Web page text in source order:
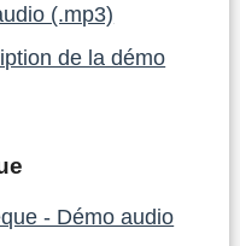
(.mp3)
de la démo
- Démo audio